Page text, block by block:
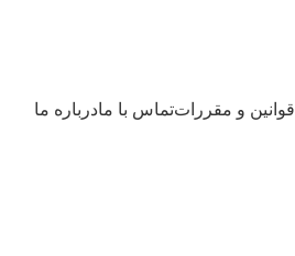
قوانین و مقرراتتماس با مادرباره ما